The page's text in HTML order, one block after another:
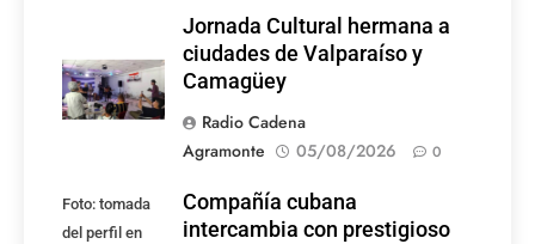
Jornada Cultural hermana a
ciudades de Valparaíso y
Camagüey
Radio Cadena
Agramonte
05/08/2026 0
Foto: tomada
del perfil en
Compañía cubana
intercambia con prestigioso